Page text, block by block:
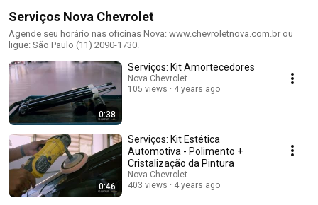
Serviços Nova Chevrolet
Agende seu horário nas oficinas Nova: www.chevroletnova.com.br ou
ligue: São Paulo (11) 2090-1730.
0:38
Serviços: Kit Amortecedores
Nova Chevrolet
105 views
4 years ago
0:46
Serviços: Kit Estética
Automotiva - Polimento +
Cristalização da Pintura
Nova Chevrolet
403 views
4 years ago